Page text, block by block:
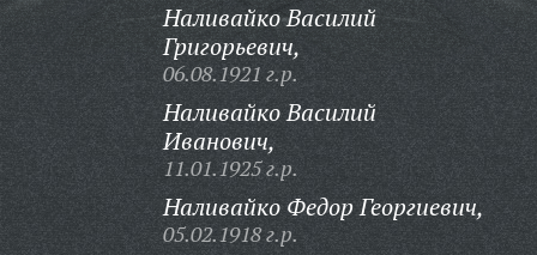
Наливайко Василий
Григорьевич,
06.08.1921 г.р.
Наливайко Василий
Иванович,
11.01.1925 г.р.
Наливайко Федор Георгиевич,
05.02.1918 г.р.